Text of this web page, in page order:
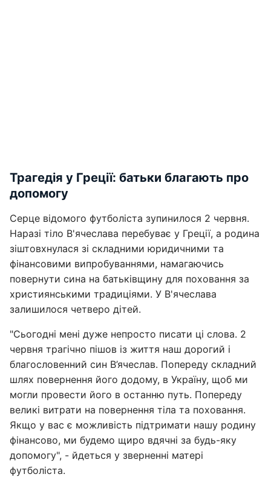
Трагедія у Греції: батьки благають про
допомогу
Серце відомого футболіста зупинилося 2 червня.
Наразі тіло В'ячеслава перебуває у Греції, а родина
зіштовхнулася зі складними юридичними та
фінансовими випробуваннями, намагаючись
повернути сина на батьківщину для поховання за
християнськими традиціями. У В'ячеслава
залишилося четверо дітей.
"Сьогодні мені дуже непросто писати ці слова. 2
червня трагічно пішов із життя наш дорогий і
благословенний син В’ячеслав. Попереду складний
шлях повернення його додому, в Україну, щоб ми
могли провести його в останню путь. Попереду
великі витрати на повернення тіла та поховання.
Якщо у вас є можливість підтримати нашу родину
фінансово, ми будемо щиро вдячні за будь-яку
допомогу", - йдеться у зверненні матері
футболіста.